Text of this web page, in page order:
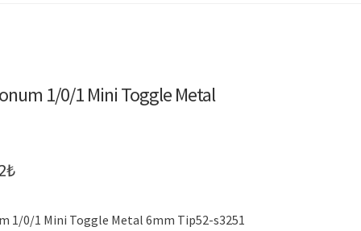
1/0/1 Mini Toggle Metal
₺Şu
1/0/1 Mini Toggle Metal 6mm Tip52-s3251